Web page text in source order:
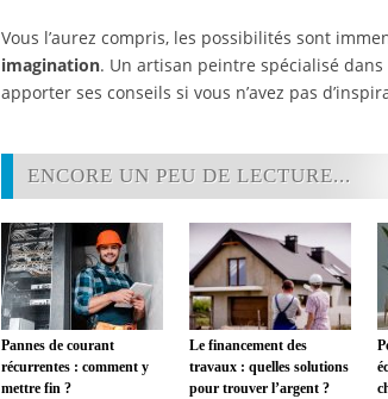
Vous l’aurez compris, les possibilités sont
imagination. Un artisan peintre spécialisé
apporter ses conseils si vous n’avez pas
ENCORE UN PEU DE LECTURE...
Pannes de courant
récurrentes : comment y
mettre fin ?
Le financement des
travaux : quelles solutions
pour trouver l’argent ?